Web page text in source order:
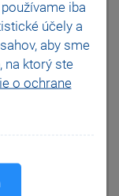
používame iba
účely a
aby sme
na ktorý ste
o ochrane
adresy do dokladu dle
a při práci v
Čtečku lze v
použít pouze za
že máte v agendě
nastavení v sekci
zatrženu volbu